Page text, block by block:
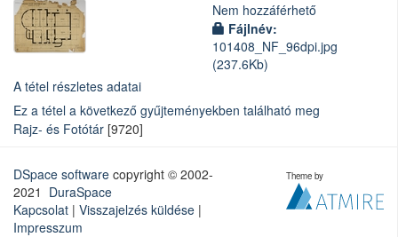
Nem hozzáférhető
Fájlnév:
101408_NF_96dpi.jpg
(237.6Kb)
A tétel részletes adatai
Ez a tétel a következő gyűjteményekben található meg
Rajz- és Fotótár [9720]
DSpace software copyright © 2002-
2021 DuraSpace
Kapcsolat | Visszajelzés küldése |
Impresszum
Theme by